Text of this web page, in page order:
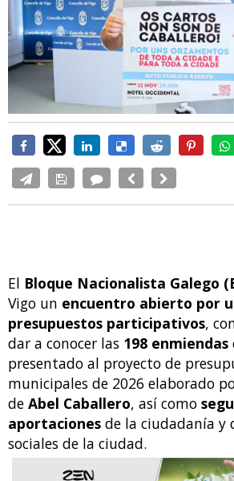
El Bloque Nacionalista Galego
Vigo un encuentro abierto por
presupuestos participativos,
dar a conocer las 198 enmiendas
presentado al proyecto de
municipales de 2026 elaborado
de Abel Caballero, así como
aportaciones de la ciudadanía y
sociales de la ciudad.